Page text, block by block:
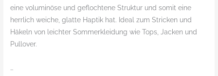
eine voluminöse und geflochtene Struktur und somit eine
herrlich weiche, glatte Haptik hat. Ideal zum Stricken und
Häkeln von leichter Sommerkleidung wie Tops, Jacken und
Pullover.
…